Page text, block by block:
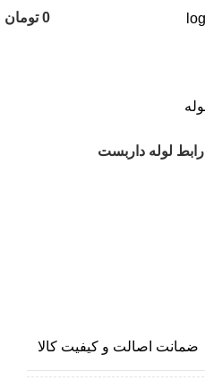
0 تومان
رابط لوله داربست
ضمانت اصالت و کیفیت کالا